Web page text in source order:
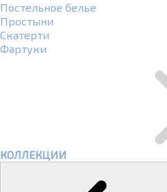
Постельное белье
Простыни
Скатерти
Фартуки
КОЛЛЕКЦИИ